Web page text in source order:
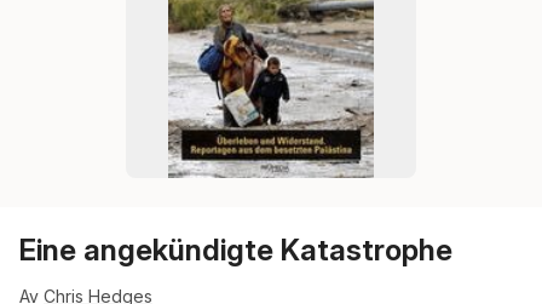
Eine angekündigte Katastrophe
Av Chris Hedges